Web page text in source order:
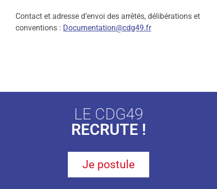
Contact et adresse d’envoi des arrêtés, délibérations et
conventions : Documentation@cdg49.fr
LE CDG49
RECRUTE !
Je postule